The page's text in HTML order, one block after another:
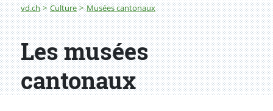
Fil d'Ariane
vd.ch Culture Musées cantonaux
Les musées cantonaux
Les musées
cantonaux